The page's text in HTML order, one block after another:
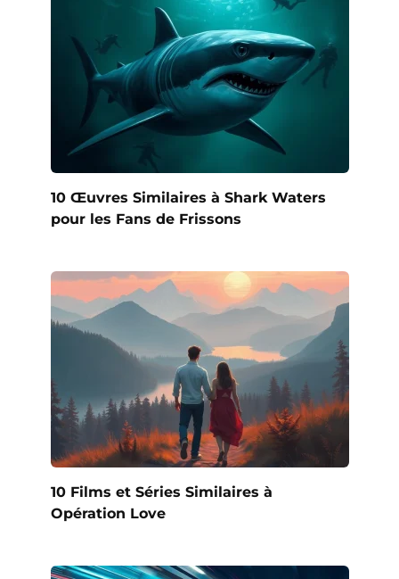
10 Œuvres Similaires à Shark Waters
pour les Fans de Frissons
10 Films et Séries Similaires à
Opération Love